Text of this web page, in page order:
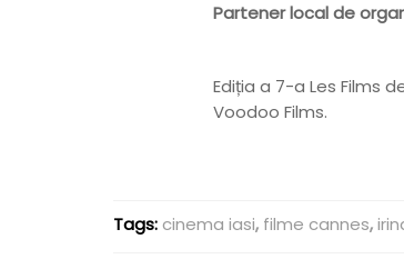
Partener local de
Ediția a 7-a Les Films
Voodoo Films.
Tags: cinema iasi, filme cannes,